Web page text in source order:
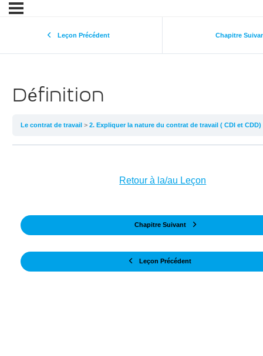
Leçon Précédent Chapitre
Définition
Le contrat de travail 2. Expliquer la nature du contrat de travail ( CDI et CDD)
Leçon Précédent
Retour à la/au Leçon
Chapitre Suivant